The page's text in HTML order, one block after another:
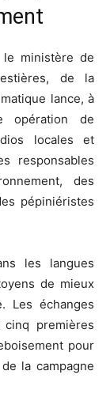
le ministère de
de la
lance, à
opération de
locales et
responsables
des
pépiniéristes
les langues
de mieux
Les échanges
premières
pour
la campagne